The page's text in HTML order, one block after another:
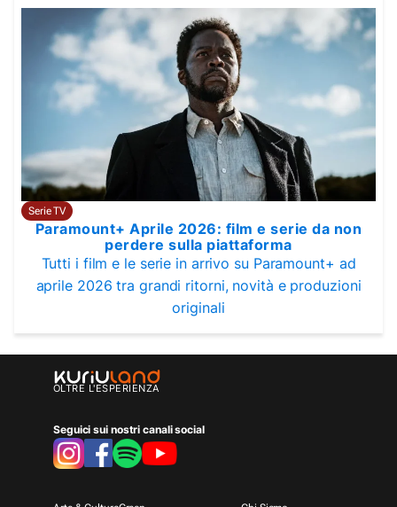
Serie TV
Paramount+ Aprile 2026: film e serie da non
perdere sulla piattaforma
Tutti i film e le serie in arrivo su Paramount+ ad
aprile 2026 tra grandi ritorni, novità e produzioni
originali
OLTRE L'ESPERIENZA
Seguici sui nostri canali social